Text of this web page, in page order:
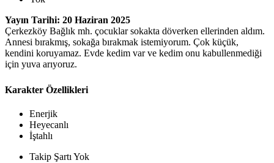
Yayın Tarihi: 20 Haziran 2025
Çerkezköy Bağlık mh. çocuklar sokakta döverken ellerinden aldım.
Annesi bırakmış, sokağa bırakmak istemiyorum. Çok küçük,
kendini koruyamaz. Evde kedim var ve kedim onu kabullenmediği
için yuva arıyoruz.
Karakter Özellikleri
Enerjik
Heyecanlı
İştahlı
Takip Şartı Yok